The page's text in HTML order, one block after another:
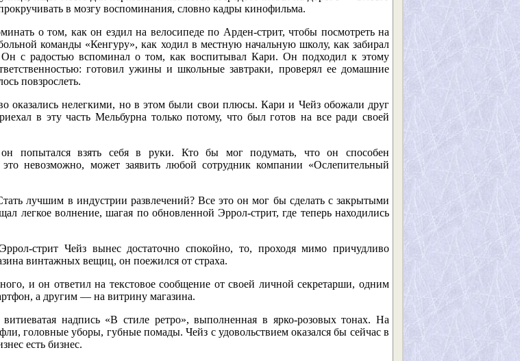
в мозгу воспоминания, словно кадры кинофильма.
о том, как он ездил на велосипеде по Арден-стрит, чтобы посмотреть на
команды «Кенгуру», как ходил в местную начальную школу, как забирал
с радостью вспоминал о том, как воспитывал Кари. Он подходил к этому
готовил ужины и школьные завтраки, проверял ее домашние
повзрослеть.
оказались нелегкими, но в этом были свои плюсы. Кари и Чейз обожали друг
в эту часть Мельбурна только потому, что был готов на все ради своей
он попытался взять себя в руки. Кто бы мог подумать, что он способен
невозможно, может заявить любой сотрудник компании «Ослепительный
лучшим в индустрии развлечений? Все это он мог бы сделать с закрытыми
легкое волнение, шагая по обновленной Эррол-стрит, где теперь находились
стрит Чейз вынес достаточно спокойно, то, проходя мимо причудливо
винтажных вещиц, он поежился от страха.
и он ответил на текстовое сообщение от своей личной секретарши, одним
а другим — на витрину магазина.
витиеватая надпись «В стиле ретро», выполненная в ярко-розовых тонах. На
головные уборы, губные помады. Чейз с удовольствием оказался бы сейчас в
есть бизнес.